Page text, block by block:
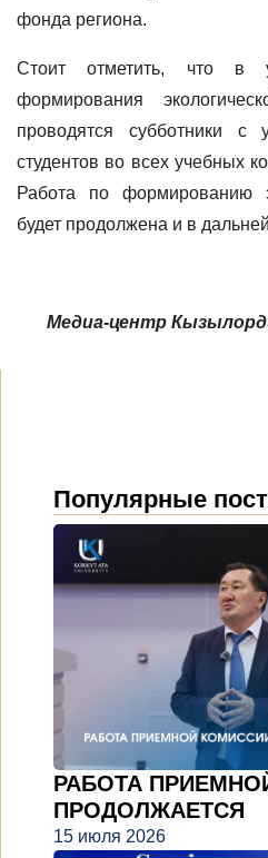
фонда региона.
Стоит отметить, что в
формирования
проводятся субботники с
студентов во всех учебных
Работа по формированию
будет продолжена и в
Медиа-центр
Популярные
РАБОТА
ПРОДОЛЖАЕТСЯ
15 июля 2026